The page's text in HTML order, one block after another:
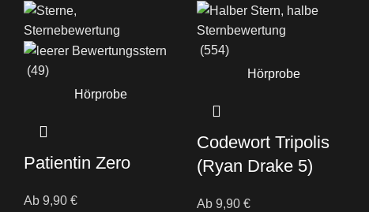
(49)
Hörprobe
Patientin Zero
Ab 9,90 €
(554)
Hörprobe
Codewort Tripolis
(Ryan Drake 5)
Ab 9,90 €